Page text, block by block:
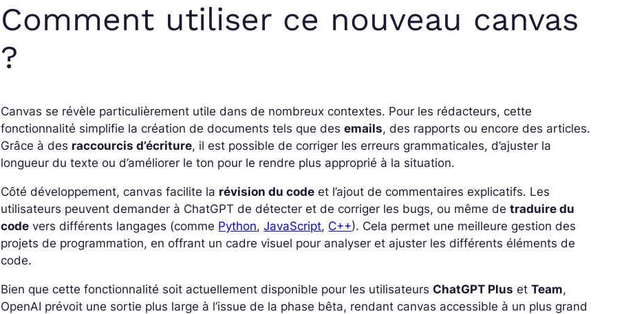
Comment utiliser ce nouveau canvas
?
Canvas se révèle particulièrement utile dans de nombreux contextes. Pour les rédacteurs, cette
fonctionnalité simplifie la création de documents tels que desemails, des rapports ou encore des articles.
Grâce à des raccourcis d’écriture, il est possible de corriger les erreurs grammaticales, d’ajuster la
longueur du texte ou d’améliorer le ton pour le rendre plus approprié à la situation.
Côté développement, canvas facilite la révision du code et l’ajout de commentaires explicatifs. Les
utilisateurs peuvent demander à ChatGPT de détecter et de corriger les bugs, ou même detraduire du
code vers différents langages (comme Python,JavaScript, C++). Cela permet une meilleure gestion des
projets de programmation, en offrant un cadre visuel pour analyser et ajuster les différents éléments de
code.
Bien que cette fonctionnalité soit actuellement disponible pour les utilisateursChatGPT Plus etTeam,
OpenAI prévoit une sortie plus large à l’issue de la phase bêta, rendant canvas accessible à un plus grand